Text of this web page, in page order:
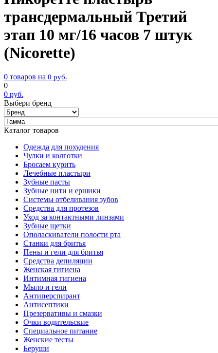
трансдермальный Третий
этап 10 мг/16 часов 7 штук
(Nicorette)
0 товаров на 0 руб.
0
0 руб.
Выбери бренд
Каталог товаров
Одежда для похудения
Чулки и колготки
Бросаем курить
Лечебные пластыри
Зубные пасты
Зубные нити и ершики
Системы отбеливания зубов
Средства для протезов
Уход за контактными линзами
Зубные щетки
Ополаскиватели полости рта
Станки для бритья
Пены и гели для бритья
Средства депиляции
Женская гигиена
Интимная гигиена
Мыло и гели
Антиперспирант
Антисептики
Презервативы и смазки
Очки водительские
Специальное питание
Женские тесты
Беруши